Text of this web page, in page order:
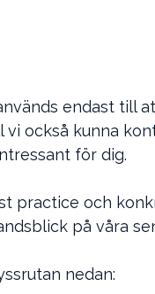
endast till
också kunna
för dig.
practice och
på våra
nedan: